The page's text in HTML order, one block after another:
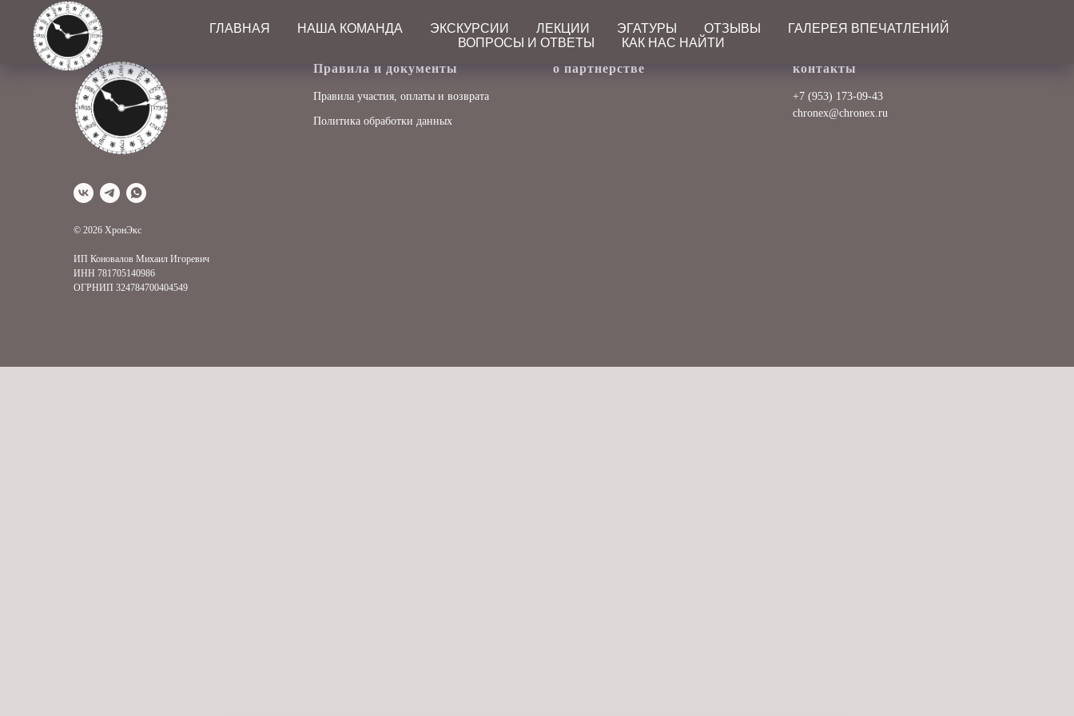
ГЛАВНАЯ НАША КОМАНДА ЭКСКУРСИИ ЛЕКЦИИ ЭГАТУРЫ ОТЗЫВЫ
ГАЛЕРЕЯ ВПЕЧАТЛЕНИЙ
ВОПРОСЫ И ОТВЕТЫ
КАК НАС НАЙТИ
© 2026 ХронЭкс
ИП Коновалов Михаил Игоревич
ИНН 781705140986
ОГРНИП 324784700404549
Правила и документы
Правила участия, оплаты и возврата
Политика обработки данных
о партнерстве контакты
+7 (953) 173-09-43
chronex@chronex.ru